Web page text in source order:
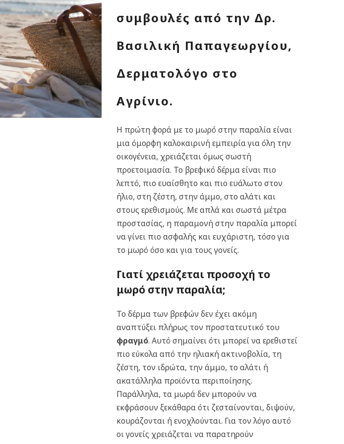
συμβουλές από την Δρ.
Βασιλική Παπαγεωργίου,
Δερματολόγο στο
Αγρίνιο.
Η πρώτη φορά με το μωρό στην παραλία είναι
μια όμορφη καλοκαιρινή εμπειρία για όλη την
οικογένεια, χρειάζεται όμως σωστή
προετοιμασία. Το βρεφικό δέρμα είναι πιο
λεπτό, πιο ευαίσθητο και πιο ευάλωτο στον
ήλιο, στη ζέστη, στην άμμο, στο αλάτι και
στους ερεθισμούς. Με απλά και σωστά μέτρα
προστασίας, η παραμονή στην παραλία μπορεί
να γίνει πιο ασφαλής και ευχάριστη, τόσο για
το μωρό όσο και για τους γονείς.
Γιατί χρειάζεται προσοχή το
μωρό στην παραλία;
Το δέρμα των βρεφών δεν έχει ακόμη
αναπτύξει πλήρως τον προστατευτικό του
φραγμό. Αυτό σημαίνει ότι μπορεί να ερεθιστεί
πιο εύκολα από την ηλιακή ακτινοβολία, τη
ζέστη, τον ιδρώτα, την άμμο, το αλάτι ή
ακατάλληλα προϊόντα περιποίησης.
Παράλληλα, τα μωρά δεν μπορούν να
εκφράσουν ξεκάθαρα ότι ζεσταίνονται, διψούν,
κουράζονται ή ενοχλούνται. Για τον λόγο αυτό
οι γονείς χρειάζεται να παρατηρούν